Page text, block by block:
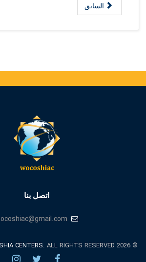
السابق
اتصل بنا
© 2026
CENTERS. ALL RIGHTS RESERVED.